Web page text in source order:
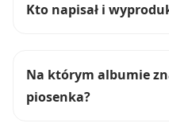
Kto napisał i
Na którym albumie
piosenka?